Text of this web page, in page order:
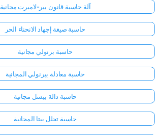
آلة حاسبة قانون بير-لامبرت مجانية
حاسبة صيغة إجهاد الانحناء الحر
حاسبة برنولي مجانية
حاسبة معادلة بيرنولي المجانية
حاسبة دالة بيسل مجانية
حاسبة تحلل بيتا المجانية